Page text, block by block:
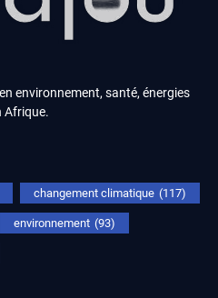
environnement, santé, énergies
Afrique.
changement climatique (117)
environnement (93)